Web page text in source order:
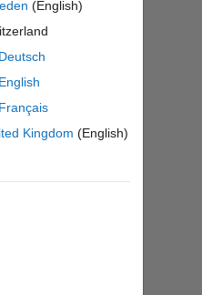
(English)
Deutsch
English
Français
Kingdom (English)